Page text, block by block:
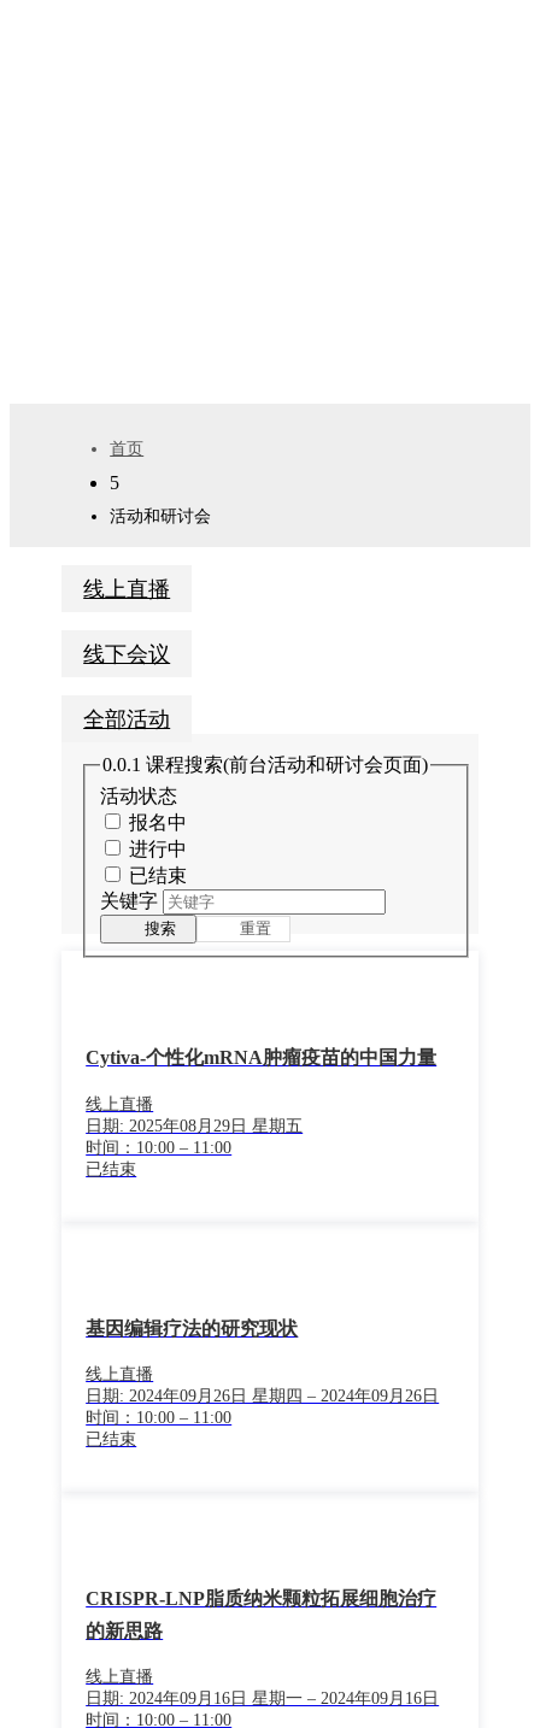
首页
5
活动和研讨会
线上直播
线下会议
全部活动
0.0.1 课程搜索(前台活动和研讨会页面)
活动状态
报名中
进行中
已结束
关键字
搜索 重置
Cytiva-个性化mRNA肿瘤疫苗的中国力量
线上直播
日期: 2025年08月29日 星期五
时间：10:00 – 11:00
已结束
基因编辑疗法的研究现状
线上直播
日期: 2024年09月26日 星期四 – 2024年09月26日
时间：10:00 – 11:00
已结束
CRISPR-LNP脂质纳米颗粒拓展细胞治疗
的新思路
线上直播
日期: 2024年09月16日 星期一 – 2024年09月16日
时间：10:00 – 11:00